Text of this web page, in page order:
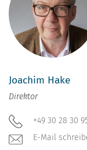
Joachim Hake
Direktor
+49 30 28 30
E-Mail